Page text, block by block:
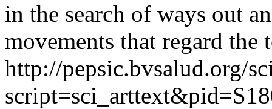
in the search of ways out
movements that regard the
http://pepsic.bvsalud.org/